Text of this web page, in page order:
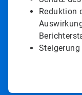
Reduktion